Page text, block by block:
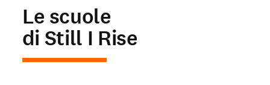
Le scuole
di Still I Rise